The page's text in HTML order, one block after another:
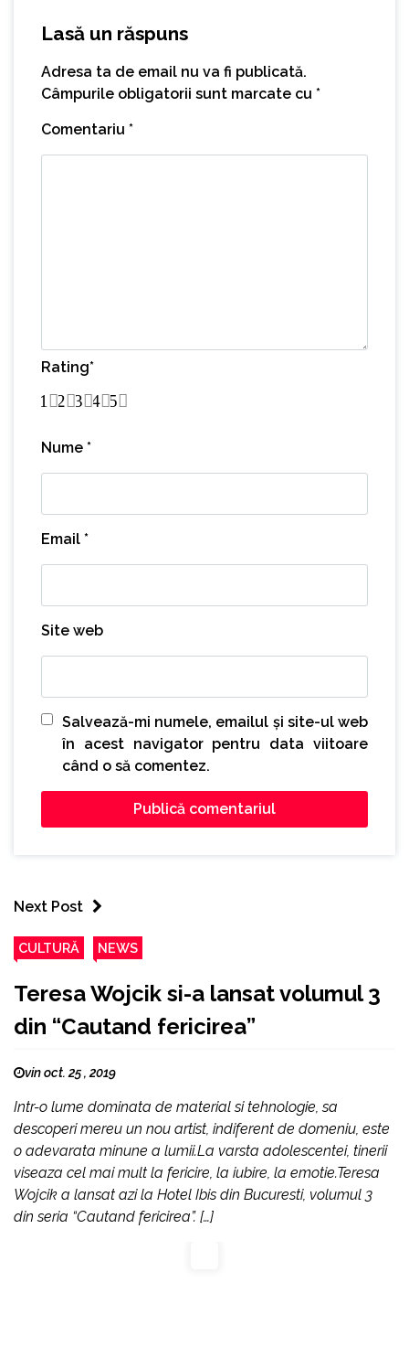
Lasă un răspuns
Adresa ta de email nu va fi publicată.
Câmpurile obligatorii sunt marcate cu *
Comentariu *
Rating*
5
4
3
2
1
Nume *
Email *
Site web
Salvează-mi numele, emailul și site-ul web
în acest navigator pentru data viitoare
când o să comentez.
Next Post
CULTURĂ NEWS
Teresa Wojcik si-a lansat volumul 3
din “Cautand fericirea”
vin oct. 25 , 2019
Intr-o lume dominata de material si tehnologie, sa
descoperi mereu un nou artist, indiferent de domeniu, este
o adevarata minune a lumii.La varsta adolescentei, tinerii
viseaza cel mai mult la fericire, la iubire, la emotie.Teresa
Wojcik a lansat azi la Hotel Ibis din Bucuresti, volumul 3
din seria “Cautand fericirea”. […]